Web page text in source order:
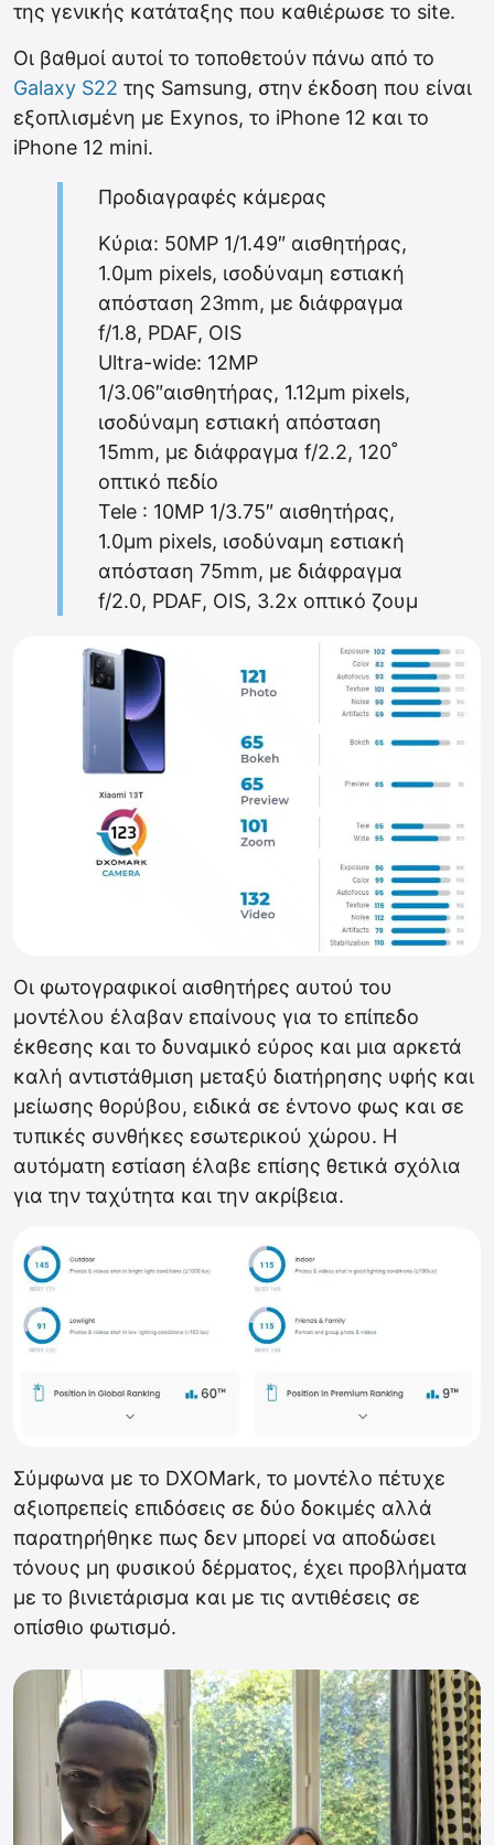
της γενικής κατάταξης που καθιέρωσε το site.
Οι βαθμοί αυτοί το τοποθετούν πάνω από το
Galaxy S22 της Samsung, στην έκδοση που είναι
εξοπλισμένη με Exynos, το iPhone 12 και το
iPhone 12 mini.
Προδιαγραφές κάμερας
Κύρια: 50MP 1/1.49″ αισθητήρας,
1.0µm pixels, ισοδύναμη εστιακή
απόσταση 23mm, με διάφραγμα
f/1.8, PDAF, OIS
Ultra-wide: 12MP
1/3.06″αισθητήρας, 1.12µm pixels,
ισοδύναμη εστιακή απόσταση
15mm, με διάφραγμα f/2.2, 120˚
οπτικό πεδίο
Tele : 10MP 1/3.75″ αισθητήρας,
1.0µm pixels, ισοδύναμη εστιακή
απόσταση 75mm, με διάφραγμα
f/2.0, PDAF, OIS, 3.2x oπτικό ζουμ
Οι φωτογραφικοί αισθητήρες αυτού του
μοντέλου έλαβαν επαίνους για το επίπεδο
έκθεσης και το δυναμικό εύρος και μια αρκετά
καλή αντιστάθμιση μεταξύ διατήρησης υφής και
μείωσης θορύβου, ειδικά σε έντονο φως και σε
τυπικές συνθήκες εσωτερικού χώρου. Η
αυτόματη εστίαση έλαβε επίσης θετικά σχόλια
για την ταχύτητα και την ακρίβεια.
Σύμφωνα με το DXOMark, το μοντέλο πέτυχε
αξιοπρεπείς επιδόσεις σε δύο δοκιμές αλλά
παρατηρήθηκε πως δεν μπορεί να αποδώσει
τόνους μη φυσικού δέρματος, έχει προβλήματα
με το βινιετάρισμα και με τις αντιθέσεις σε
οπίσθιο φωτισμό.